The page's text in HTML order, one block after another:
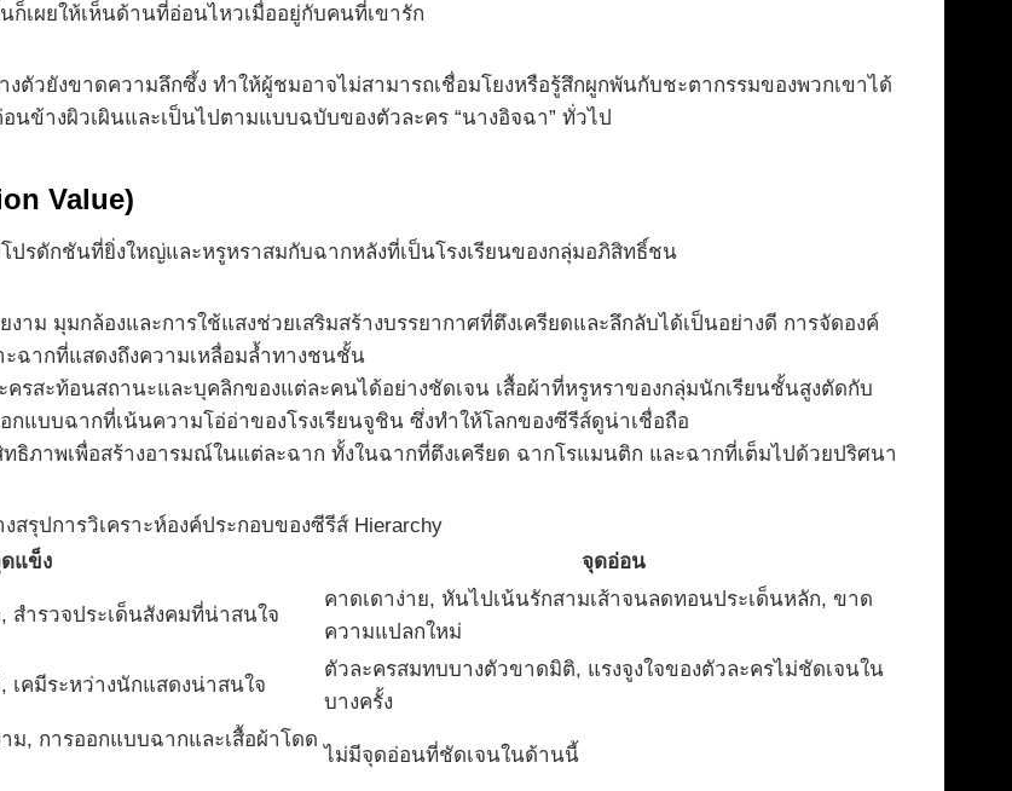
เผยให้เห็นด้านที่อ่อนไหวเมื่ออยู่กับคนที่เขารัก
วยังขาดความลึกซึ้ง ทำให้ผู้ชมอาจไม่สามารถเชื่อมโยงหรือรู้สึกผูกพันกับชะตากรรมของพวกเขาได้
นข้างผิวเผินและเป็นไปตามแบบฉบับของตัวละคร “นางอิจฉา” ทั่วไป
Value)
ปรดักชันที่ยิ่งใหญ่และหรูหราสมกับฉากหลังที่เป็นโรงเรียนของกลุ่มอภิสิทธิ์ชน
าม มุมกล้องและการใช้แสงช่วยเสริมสร้างบรรยากาศที่ตึงเครียดและลึกลับได้เป็นอย่างดี การจัดองค์
ฉากที่แสดงถึงความเหลื่อมล้ำทางชนชั้น
ครสะท้อนสถานะและบุคลิกของแต่ละคนได้อย่างชัดเจน เสื้อผ้าที่หรูหราของกลุ่มนักเรียนชั้นสูงตัดกับ
กแบบฉากที่เน้นความโอ่อ่าของโรงเรียนจูชิน ซึ่งทำให้โลกของซีรีส์ดูน่าเชื่อถือ
ธิภาพเพื่อสร้างอารมณ์ในแต่ละฉาก ทั้งในฉากที่ตึงเครียด ฉากโรแมนติก และฉากที่เต็มไปด้วยปริศนา
งสรุปการวิเคราะห์องค์ประกอบของซีรีส์ Hierarchy
แข็ง จุดอ่อน
ำรวจประเด็นสังคมที่น่าสนใจ
คาดเดาง่าย, หันไปเน้นรักสามเส้าจนลดทอนประเด็นหลัก, ขาด
ความแปลกใหม่
คมีระหว่างนักแสดงน่าสนใจ
ตัวละครสมทบบางตัวขาดมิติ, แรงจูงใจของตัวละครไม่ชัดเจนใน
บางครั้ง
, การออกแบบฉากและเสื้อผ้าโดด
ไม่มีจุดอ่อนที่ชัดเจนในด้านนี้